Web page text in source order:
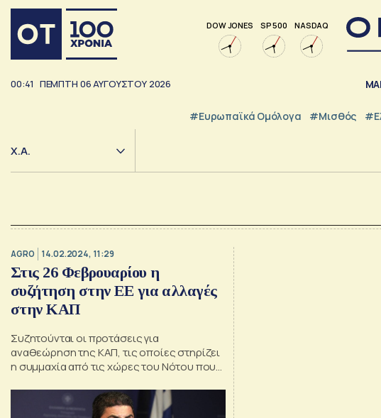
DOW JONES SP 500 NASDAQ
00:41 ΠΕΜΠΤΗ 06ΑΥΓΟΥΣΤΟΥ 2026
#Ευρωπαϊκά Ομόλογα #Μισθός
Χ.Α.
AGRO 14.02.2024, 11:29
Στις 26 Φεβρουαρίου η
συζήτηση στην ΕΕ για αλλαγές
στην ΚΑΠ
Συζητούνται οι προτάσεις για
αναθεώρηση της ΚΑΠ, τις οποίες στηρίζει
η συμμαχία από τις χώρες του Νότου που